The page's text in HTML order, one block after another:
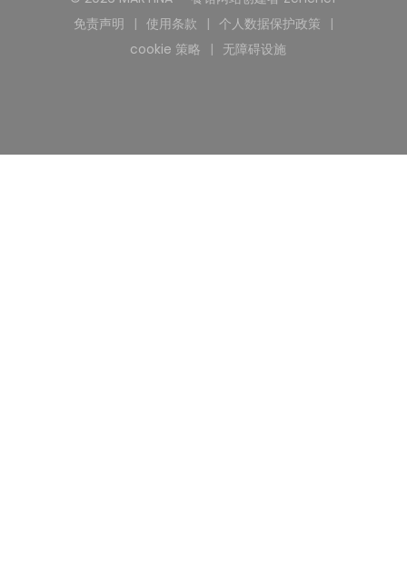
免责声明
((在新窗口中打开))
使用条款
((在新窗口中打开))
个人数据保护政策
((在新窗口中打开))
cookie 策略
((在新窗口中打开))
无障碍设施
((在新窗口中打开))